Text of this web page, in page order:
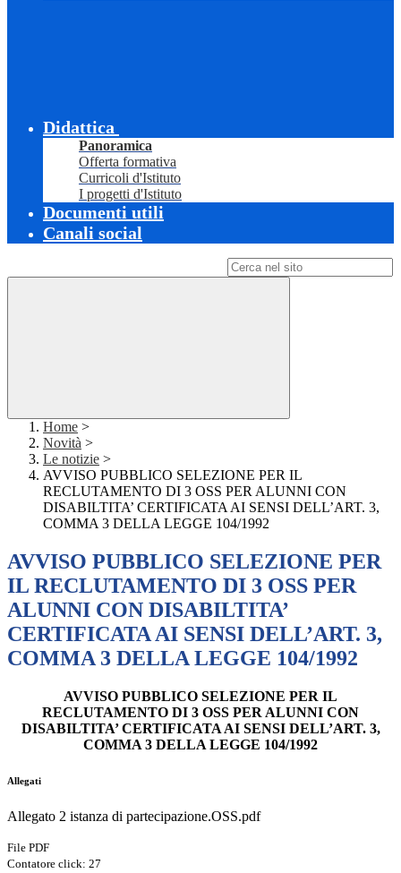
Didattica
Panoramica
Offerta formativa
Curricoli d'Istituto
I progetti d'Istituto
Documenti utili
Canali social
Home >
Novità >
Le notizie >
AVVISO PUBBLICO SELEZIONE PER IL
RECLUTAMENTO DI 3 OSS PER ALUNNI CON
DISABILTITA’ CERTIFICATA AI SENSI DELL’ART. 3,
COMMA 3 DELLA LEGGE 104/1992
AVVISO PUBBLICO SELEZIONE PER
IL RECLUTAMENTO DI 3 OSS PER
ALUNNI CON DISABILTITA’
CERTIFICATA AI SENSI DELL’ART. 3,
COMMA 3 DELLA LEGGE 104/1992
AVVISO PUBBLICO SELEZIONE PER IL
RECLUTAMENTO DI 3 OSS PER ALUNNI CON
DISABILTITA’ CERTIFICATA AI SENSI DELL’ART. 3,
COMMA 3 DELLA LEGGE 104/1992
Allegati
Allegato 2 istanza di partecipazione.OSS.pdf
File PDF
Contatore click: 27